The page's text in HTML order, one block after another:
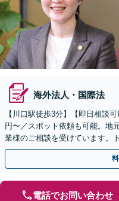
海外法人・国際法
【川口駅徒歩3分】【即日相談
円〜／スポット依頼も可能。地
業様のご相談を受けています。
討ください。マンション管理組
電話でお問い合わせ